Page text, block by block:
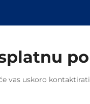
vas uskoro